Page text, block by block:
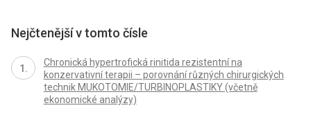
Nejčtenější v tomto čísle
Chronická hypertrofická rinitida rezistentní na
konzervativní terapii – porovnání různých chirurgických
technik MUKOTOMIE/TURBINOPLASTIKY (včetně
ekonomické analýzy)